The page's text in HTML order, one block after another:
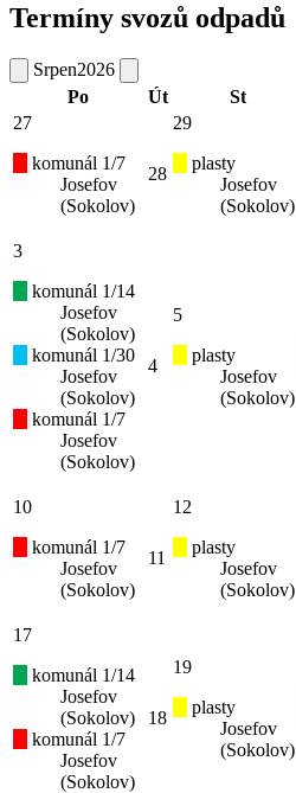
Termíny svozů odpadů
Srpen2026
Po
Út St
27
komunál 1/7
Josefov
(Sokolov)
28
29
plasty
Josefov
(Sokolov)
3
komunál 1/14
Josefov
(Sokolov)
komunál 1/30
Josefov
(Sokolov)
komunál 1/7
Josefov
(Sokolov)
4
5
plasty
Josefov
(Sokolov)
10
komunál 1/7
Josefov
(Sokolov)
11
12
plasty
Josefov
(Sokolov)
17
komunál 1/14
Josefov
(Sokolov)
komunál 1/7
Josefov
(Sokolov)
18
19
plasty
Josefov
(Sokolov)